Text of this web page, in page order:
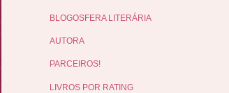
BLOGOSFERA LITERÁRIA
AUTORA
PARCEIROS!
LIVROS POR RATING